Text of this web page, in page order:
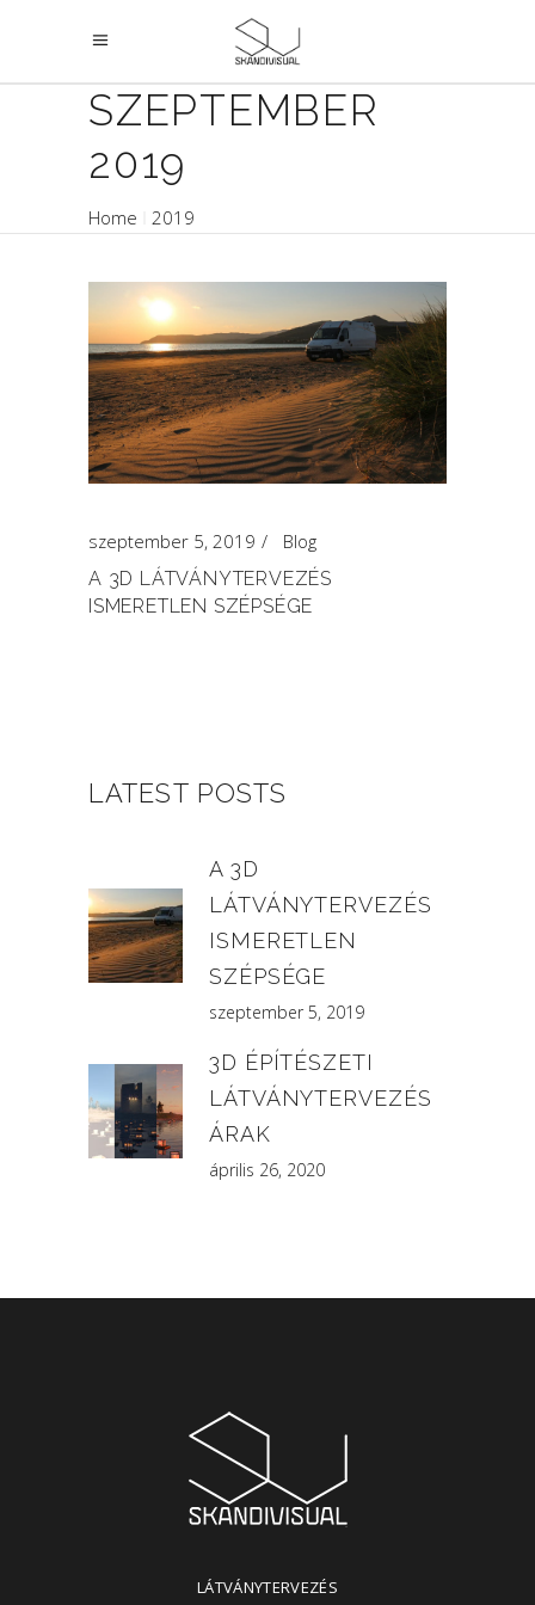
SZEPTEMBER
2019
Home 2019
szeptember 5, 2019 Blog
A 3D LÁTVÁNYTERVEZÉS
ISMERETLEN SZÉPSÉGE
LATEST POSTS
A 3D
LÁTVÁNYTERVEZÉS
ISMERETLEN
SZÉPSÉGE
szeptember 5, 2019
3D ÉPÍTÉSZETI
LÁTVÁNYTERVEZÉS
ÁRAK
április 26, 2020
LÁTVÁNYTERVEZÉS